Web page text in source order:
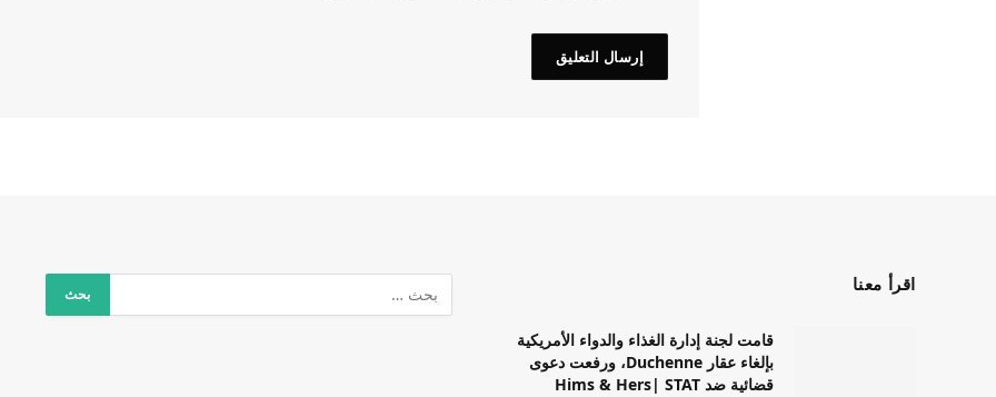
اقرأ معنا
قامت لجنة إدارة الغذاء والدواء الأمريكية
بإلغاء عقار Duchenne، ورفعت دعوى
قضائية ضد Hims & Hers| STAT